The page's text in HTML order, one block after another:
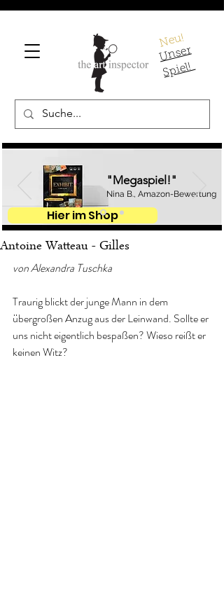
Neu!
U
ns
er
S
pi
el!
"Megaspiel!"
Nina B., Amazon-Bewertung
Hier im Shop
Antoine Watteau - Gilles
von Alexandra Tuschka
Traurig blickt der junge Mann in dem
übergroßen Anzug aus der Leinwand. Sollte er
uns nicht eigentlich bespaßen? Wieso reißt er
keinen Witz?